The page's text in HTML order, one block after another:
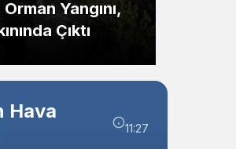
Orman Yangını,
Çıktı
Hava
11:27